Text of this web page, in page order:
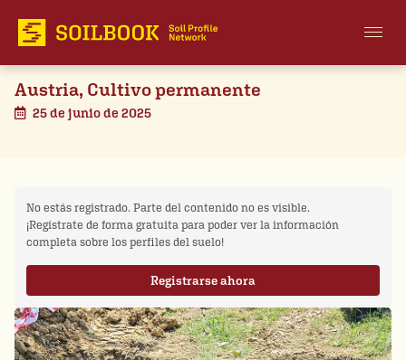
Austria, Cultivo permanente
25 de junio de 2025
No estás registrado. Parte del contenido no es visible.
¡Regístrate de forma gratuita para poder ver la información
completa sobre los perfiles del suelo!
Registrarse ahora